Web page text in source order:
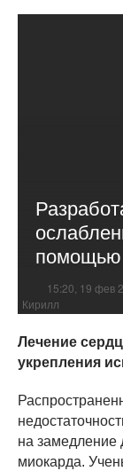
помощью
15:20, 19 фев
Кирилл
Лечение
укрепления
на замедление
миокарда.